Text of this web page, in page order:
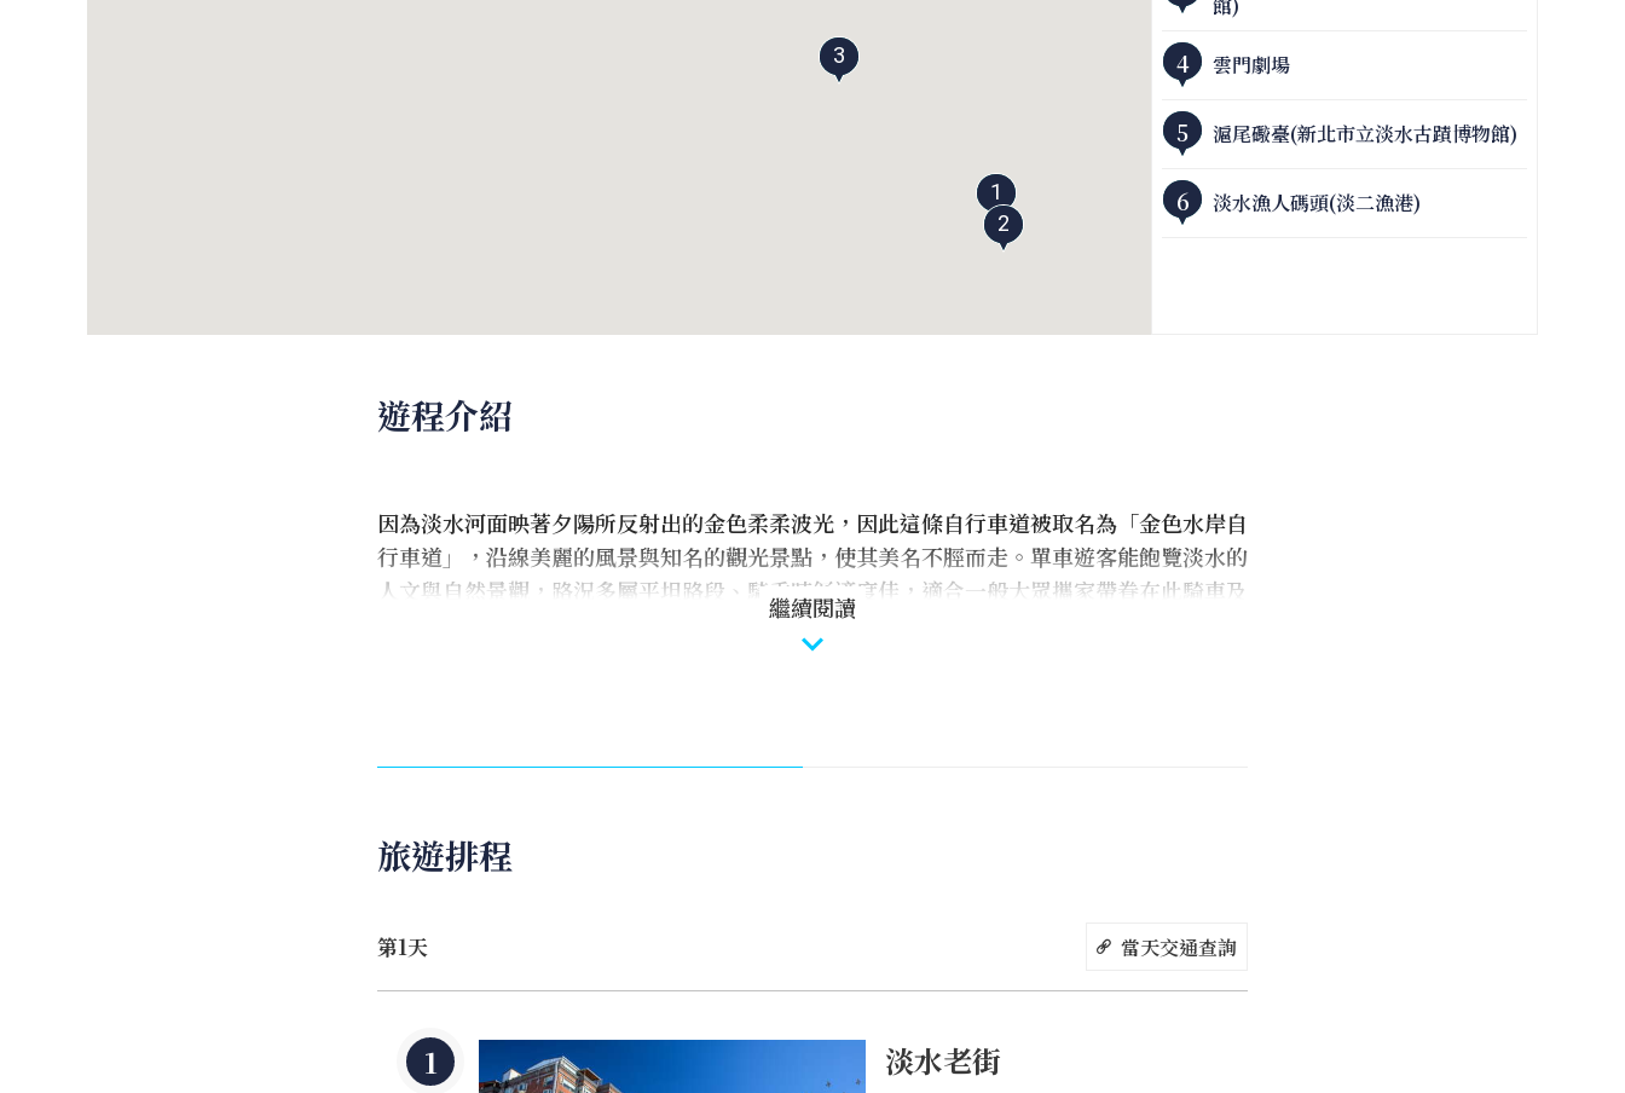
1
2
3 4 雲門劇場
5 滬尾礮臺(新北市立淡水古蹟博物館)
6 淡水漁人碼頭(淡二漁港)
遊程介紹
因為淡水河面映著夕陽所反射出的金色柔柔波光，因此這條自行車道被取名為「金色水岸自
行車道」，沿線美麗的風景與知名的觀光景點，使其美名不脛而走。單車遊客能飽覽淡水的
人文與自然景觀，路況多屬平坦路段、騎乘時舒適度佳，適合一般大眾攜家帶眷在此騎車及
紓解壓力，部分路段樹蔭與遮蔽物較少，提醒單車遊客一定要做好防曬的準備。關渡站 、
竹圍站 、紅樹林站都開放非摺疊式自行車進出，自己帶單車的遊客記得從這幾個捷運站出
輕騎淡水可以順遊淡水老街、淡水渡船頭、紅毛城園區(新北市立淡水古蹟博物館)、雲門劇
繼續閱讀
旅遊排程
第1天 當天交通查詢
淡水老街